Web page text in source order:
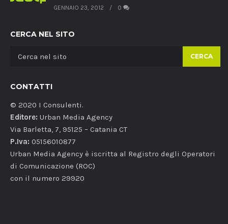
GENNAIO 23, 2012 0
CERCA NEL SITO
CERCA
CONTATTI
© 2020 I Consulenti.
Editore: Urban Media Agency
Via Barletta, 7, 95125 – Catania CT
P.Iva: 05156010877
Urban Media Agency è iscritta al Registro degli Operatori
di Comunicazione (ROC)
con il numero 29920